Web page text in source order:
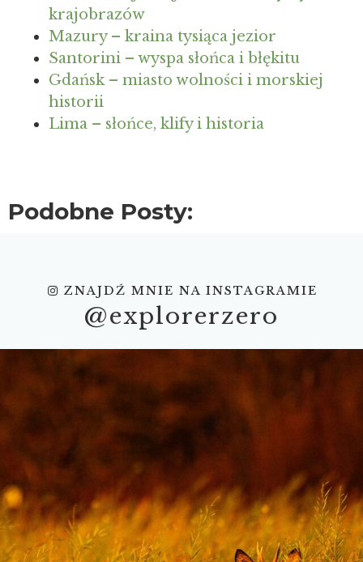
krajobrazów
Mazury – kraina tysiąca jezior
Santorini – wyspa słońca i błękitu
Gdańsk – miasto wolności i morskiej
historii
Lima – słońce, klify i historia
Podobne Posty:
ZNAJDŹ MNIE NA INSTAGRAMIE
@explorerzero